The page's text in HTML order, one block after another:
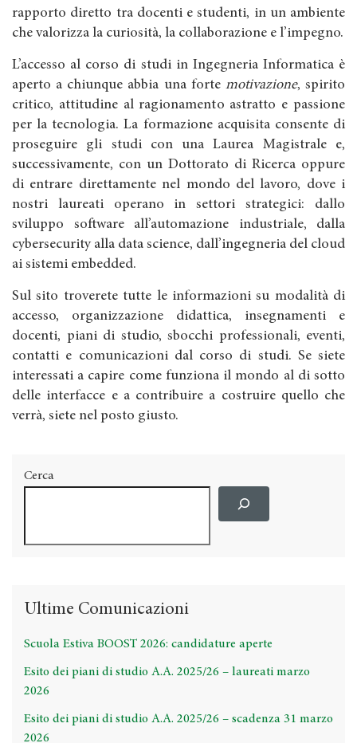
rapporto diretto tra docenti e studenti, in un ambiente
che valorizza la curiosità, la collaborazione e l’impegno.
L’accesso al corso di studi in Ingegneria Informatica è
aperto a chiunque abbia una forte motivazione, spirito
critico, attitudine al ragionamento astratto e passione
per la tecnologia. La formazione acquisita consente di
proseguire gli studi con una Laurea Magistrale e,
successivamente, con un Dottorato di Ricerca oppure
di entrare direttamente nel mondo del lavoro, dove i
nostri laureati operano in settori strategici: dallo
sviluppo software all’automazione industriale, dalla
cybersecurity alla data science, dall’ingegneria del cloud
ai sistemi embedded.
Sul sito troverete tutte le informazioni su modalità di
accesso, organizzazione didattica, insegnamenti e
docenti, piani di studio, sbocchi professionali, eventi,
contatti e comunicazioni dal corso di studi. Se siete
interessati a capire come funziona il mondo al di sotto
delle interfacce e a contribuire a costruire quello che
verrà, siete nel posto giusto.
Cerca
Ultime Comunicazioni
Scuola Estiva BOOST 2026: candidature aperte
Esito dei piani di studio A.A. 2025/26 – laureati marzo
2026
Esito dei piani di studio A.A. 2025/26 – scadenza 31 marzo
2026